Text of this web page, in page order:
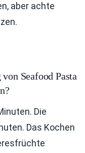
aber achte
Seafood Pasta
Die
Das Kochen